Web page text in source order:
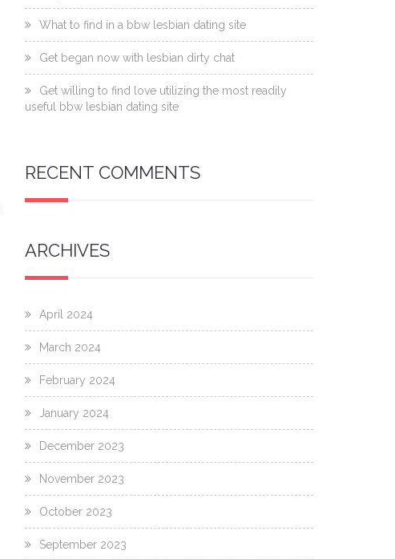
What to find in a bbw lesbian dating site
Get began now with lesbian dirty chat
Get willing to find love utilizing the most readily
useful bbw lesbian dating site
RECENT COMMENTS
ARCHIVES
April 2024
March 2024
February 2024
January 2024
December 2023
November 2023
October 2023
September 2023